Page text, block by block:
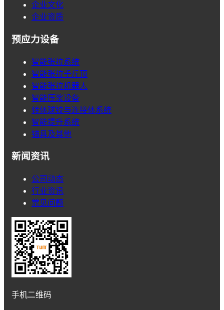
企业文化
企业资质
预应力设备
智能张拉系统
智能张拉千斤顶
智能张拉机器人
智能压浆设备
转体球铰与连接体系统
智能提升系统
锚具及其他
新闻资讯
公司动态
行业资讯
常见问题
手机二维码